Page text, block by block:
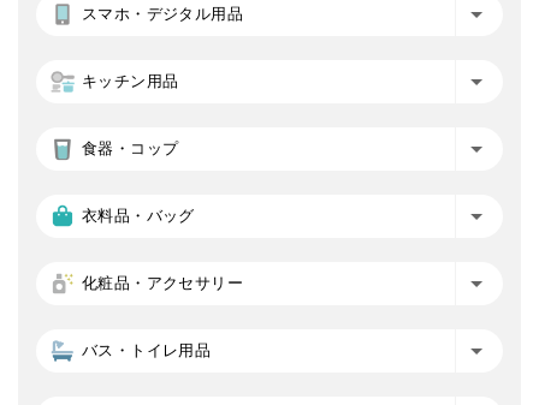
スマホ・デジタル用品
キッチン用品
食器・コップ
衣料品・バッグ
化粧品・アクセサリー
バス・トイレ用品